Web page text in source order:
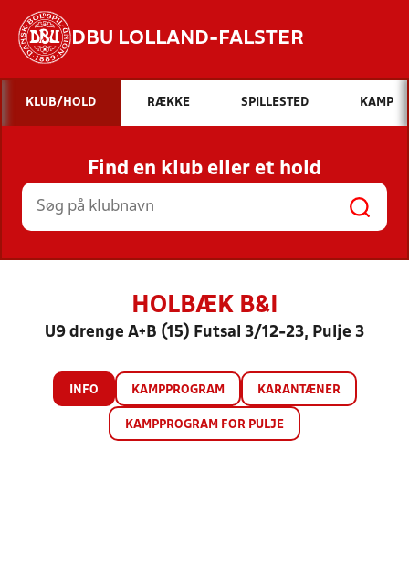
DBU LOLLAND-FALSTER
Hvad vil du søge efter?
INDHOLD OG NYHEDER
STILLINGER, RESULTATER, KLUBBER OG
HOLD
KLUB/HOLD RÆKKE SPILLESTED KAMP
Find en klub eller et hold
HOLBÆK B&I
U9 drenge A+B (15) Futsal 3/12-23, Pulje 3
INFO KAMPPROGRAM KARANTÆNER
KAMPPROGRAM FOR PULJE